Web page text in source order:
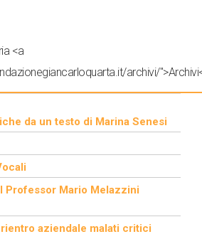
<a
archivi/
da un testo di Marina Senesi
Professor Mario Melazzini
aziendale malati critici